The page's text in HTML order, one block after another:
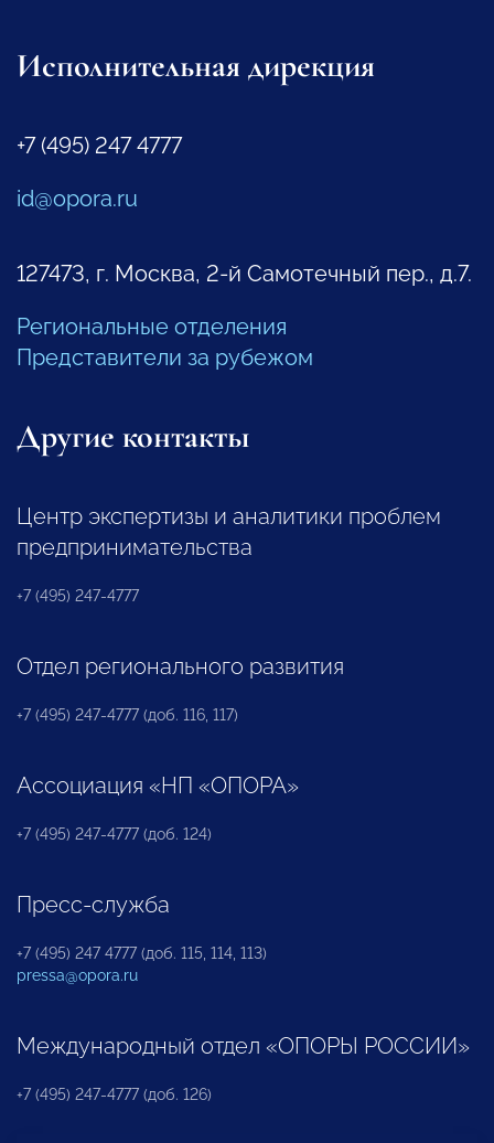
Исполнительная дирекция
+7 (495) 247 4777
id@opora.ru
127473, г. Москва, 2-й Самотечный пер., д.7.
Региональные отделения
Представители за рубежом
Другие контакты
Центр экспертизы и аналитики проблем
предпринимательства
+7 (495) 247-4777
Отдел регионального развития
+7 (495) 247-4777 (доб. 116, 117)
Ассоциация «НП «ОПОРА»
+7 (495) 247-4777 (доб. 124)
Пресс-служба
+7 (495) 247 4777 (доб. 115, 114, 113)
pressa@opora.ru
Международный отдел «ОПОРЫ РОССИИ»
+7 (495) 247-4777 (доб. 126)